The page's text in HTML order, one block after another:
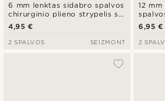
6 mm lenktas sidabro spalvos
chirurginio plieno strypelis su
rutuliuku
4,95 €
2 SPALVOS SEIZMONT
12
6,95 €
2